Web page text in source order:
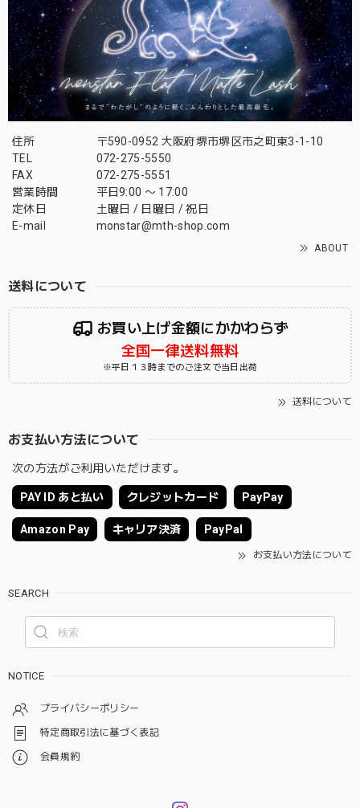
住所
〒590-0952 大阪府堺市堺区市之町東3-1-10
TEL
072-275-5550
FAX
072-275-5551
営業時間
平日9:00 〜 17:00
定休日
土曜日 / 日曜日 / 祝日
E-mail
monstar@mth-shop.com
ABOUT
送料について
お買い上げ金額にかかわらず
全国一律送料無料
※平日１３時までのご注文で当日出荷
送料について
お支払い方法について
次の方法がご利用いただけます。
PAY ID あと払い クレジットカード PayPay
Amazon Pay キャリア決済 PayPal
お支払い方法について
SEARCH
NOTICE
プライバシーポリシー
特定商取引法に基づく表記
会員規約